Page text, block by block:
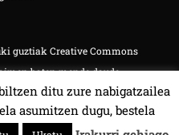
guztiak Creative Commons
baten mende daude.
ditu zure nabigatzailea
asumitzen dugu, bestela